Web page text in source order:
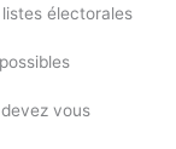
électorales
vous